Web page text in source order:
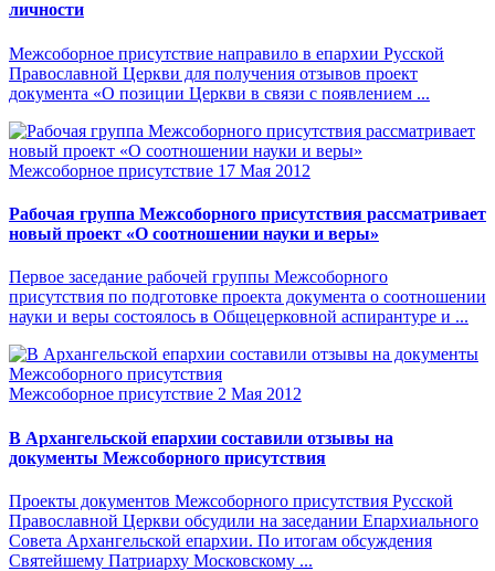
личности
Межсоборное присутствие направило в епархии Русской
Православной Церкви для получения отзывов проект
документа «О позиции Церкви в связи с появлением ...
Межсоборное присутствие 17 Мая 2012
Рабочая группа Межсоборного присутствия рассматривает
новый проект «О соотношении науки и веры»
Первое заседание рабочей группы Межсоборного
присутствия по подготовке проекта документа о соотношении
науки и веры состоялось в Общецерковной аспирантуре и ...
Межсоборное присутствие 2 Мая 2012
В Архангельской епархии составили отзывы на
документы Межсоборного присутствия
Проекты документов Межсоборного присутствия Русской
Православной Церкви обсудили на заседании Епархиального
Совета Архангельской епархии. По итогам обсуждения
Святейшему Патриарху Московскому ...